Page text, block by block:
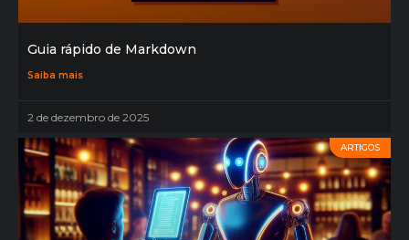
Guia rápido de Markdown
Saiba mais
2 de dezembro de 2025
ARTIGOS